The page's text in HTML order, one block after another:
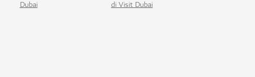
Dubai
di Visit Dubai